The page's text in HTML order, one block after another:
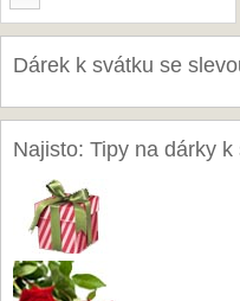
Dárek k svátku se
Najisto: Tipy na dárky k